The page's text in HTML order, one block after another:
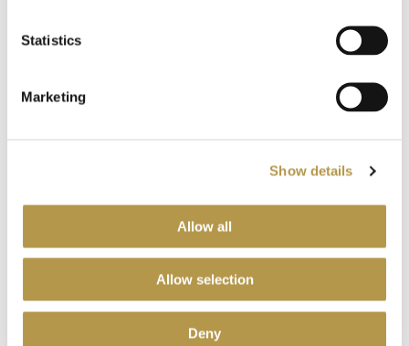
Statistics
Marketing
Show details
Allow all
Allow selection
Deny
ZESTAW -
LILIROSE I
180,00 zł
ZESTAW
ŚWIĄTECZNY -
ZAPACH
LILIROSE I MIŚ
145,00 zł